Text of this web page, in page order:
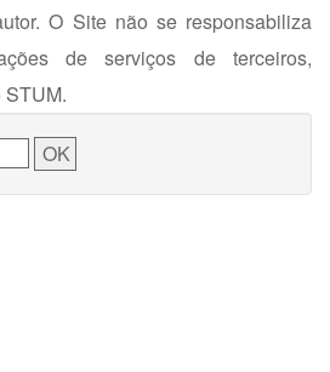
O Site não se responsabiliza
de serviços de terceiros,
STUM.